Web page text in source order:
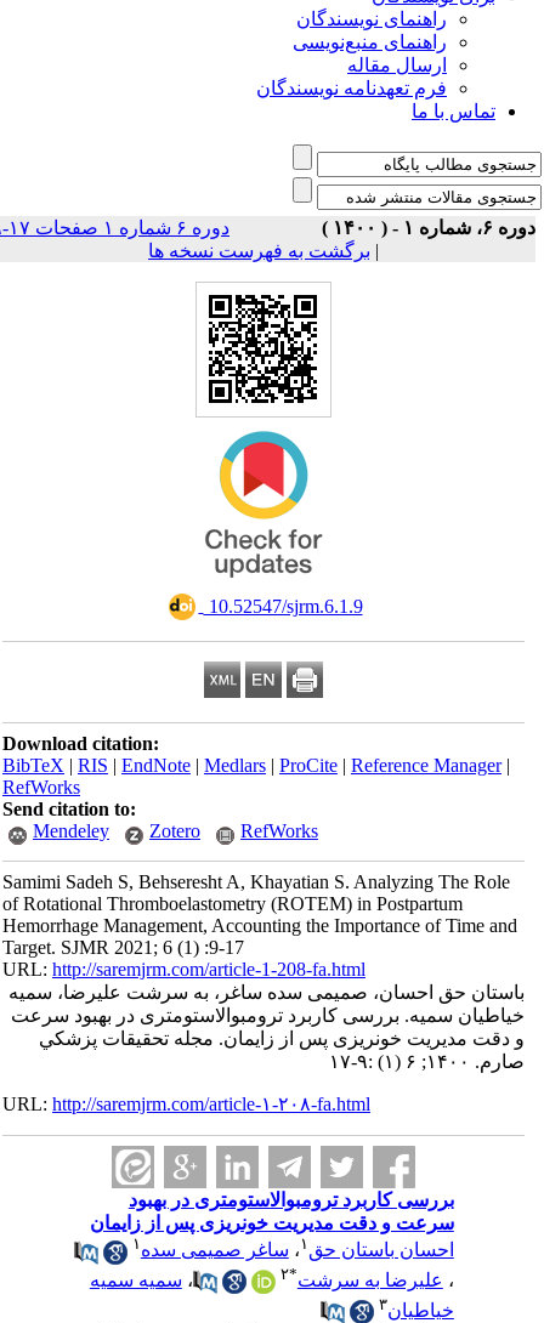
راهنمای نویسندگان
راهنمای منبع‌نویسی
ارسال مقاله
فرم تعهدنامه نویسندگان
تماس با ما
شماره ۱ - ( ۱۴۰۰ )
دوره ۶ شماره ۱ صفحات ۱۷-۹
برگشت به فهرست نسخه ها
‎ 10.52547/sjrm.6.1.9
Download citation:
BibTeX|RIS|EndNote|Medlars|ProCite|Reference Manager
RefWorks
Send citation to:
Mendeley
Zotero RefWorks
Samimi Sadeh S, Behseresht A, Khayatian S. Analyzing The Role
of Rotational Thromboelastometry (ROTEM) in Postpartum
Hemorrhage Management, Accounting the Importance of Time and
Target. SJMR 2021; 6 (1) :9-17
URL:http://saremjrm.com/article-1-208-fa.html
باستان حق احسان، صمیمی سده ساغر، به سرشت علیرضا، سمیه
خیاطیان سمیه. بررسی کاربرد ترومبوالاستومتری در بهبود سرعت
و دقت مدیریت خونریزی پس از زایمان. مجله تحقيقات پزشكي
صارم. ۱۴۰۰; ۶ (۱) :۹-۱۷
URL:http://saremjrm.com/article-۱-۲۰۸-fa.html
بررسی کاربرد ترومبوالاستومتری در بهبود
سرعت و دقت مدیریت خونریزی پس از زایمان
احسان باستان حق۱ ،ساغر صمیمی سده۱
علیرضا به سرشت ۲ ،سمیه سمیه
خیاطیان ۳